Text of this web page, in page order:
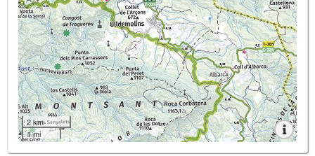
2 km
1 mi